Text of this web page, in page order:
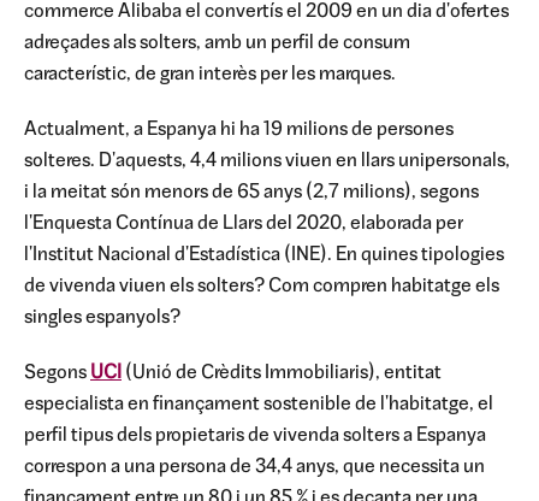
commerce Alibaba el convertís el 2009 en un dia d'ofertes
adreçades als solters, amb un perfil de consum
característic, de gran interès per les marques.
Actualment, a Espanya hi ha 19 milions de persones
solteres. D'aquests, 4,4 milions viuen en llars unipersonals,
i la meitat són menors de 65 anys (2,7 milions), segons
l'Enquesta Contínua de Llars del 2020, elaborada per
l'Institut Nacional d'Estadística (INE). En quines tipologies
de vivenda viuen els solters? Com compren habitatge els
singles espanyols?
Segons UCI (Unió de Crèdits Immobiliaris), entitat
especialista en finançament sostenible de l'habitatge, el
perfil tipus dels propietaris de vivenda solters a Espanya
correspon a una persona de 34,4 anys, que necessita un